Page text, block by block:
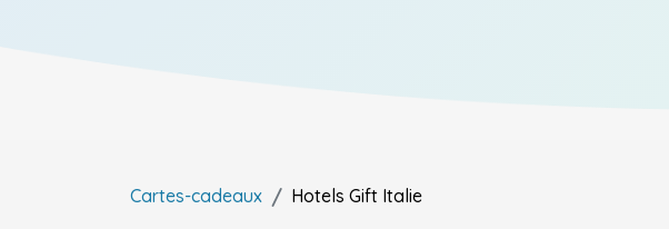
Cartes-cadeaux Hotels Gift Italie